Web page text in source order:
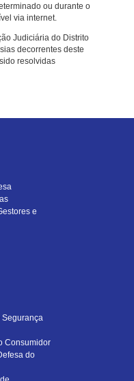
ou durante o
via internet.
Judiciária do Distrito
decorrentes deste
resolvidas
e
Segurança
Consumidor
do